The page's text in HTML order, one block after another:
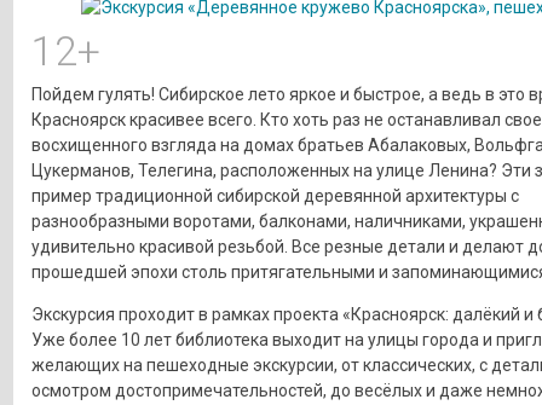
12+
Пойдем гулять! Сибирское лето яркое и быстрое, а ведь в это
Красноярск красивее всего. Кто хоть раз не останавливал
восхищенного взгляда на домах братьев Абалаковых,
Цукерманов, Телегина, расположенных на улице Ленина? Эти
пример традиционной сибирской деревянной архитектуры с
разнообразными воротами, балконами, наличниками,
удивительно красивой резьбой. Все резные детали и делают
прошедшей эпохи столь притягательными и
Экскурсия проходит в рамках проекта «Красноярск: далёкий и
Уже более 10 лет библиотека выходит на улицы города и
желающих на пешеходные экскурсии, от классических, с
осмотром достопримечательностей, до весёлых и даже